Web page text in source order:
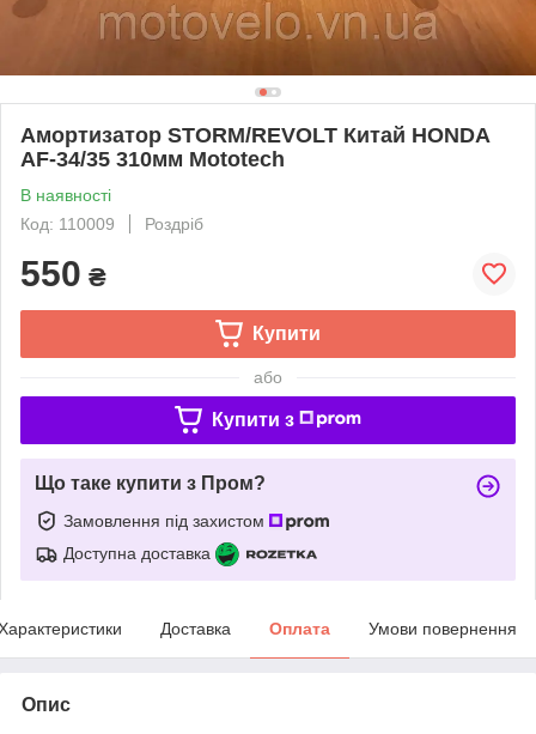
Амортизатор STORM/REVOLT Китай HONDA
AF-34/35 310мм Mototech
В наявності
Код: 110009
Роздріб
550 ₴
Купити
або
Купити з
Що таке купити з Пром?
Замовлення під захистом
Доступна доставка
Доставка Оплата Умови повернення
Опис